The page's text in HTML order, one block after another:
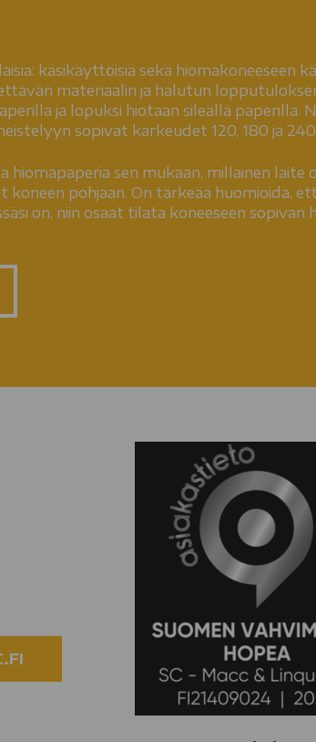
käsikäyttöisiä sekä hiomakoneeseen
materiaalin ja halutun
ja lopuksi hiotaan sileällä paperilla.
sopivat karkeudet 120, 180 ja 240.
hiomapaperia sen mukaan, millainen
koneen pohjaan. On tärkeää huomioida,
on, niin osaat tilata koneeseen